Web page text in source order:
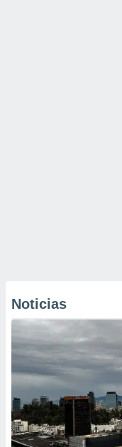
Noticias